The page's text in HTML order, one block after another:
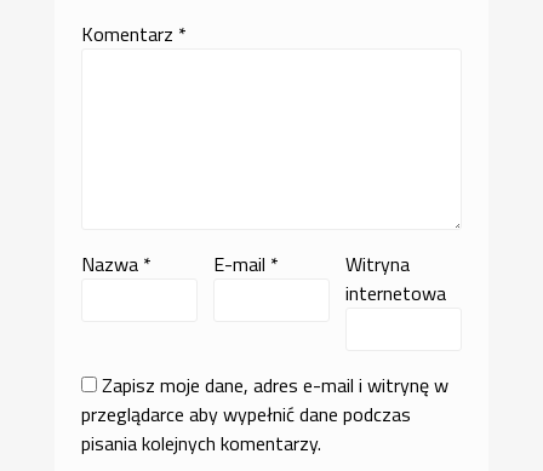
Komentarz *
Nazwa * E-mail *
Witryna
internetowa
Zapisz moje dane, adres e-mail i witrynę w
przeglądarce aby wypełnić dane podczas
pisania kolejnych komentarzy.